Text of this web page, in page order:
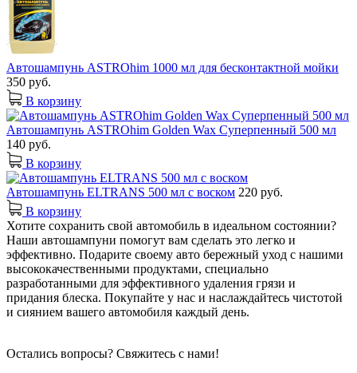
Автошампунь ASTROhim 1000 мл для бесконтактной мойки
350 руб.
В корзину
Автошампунь ASTROhim Golden Wax Суперпенный 500 мл
140 руб.
В корзину
Автошампунь ELTRANS 500 мл с воском 220 руб.
В корзину
Хотите сохранить свой автомобиль в идеальном состоянии?
Наши автошампуни помогут вам сделать это легко и
эффективно. Подарите своему авто бережный уход с нашими
высококачественными продуктами, специально
разработанными для эффективного удаления грязи и
придания блеска. Покупайте у нас и наслаждайтесь чистотой
и сиянием вашего автомобиля каждый день.
Остались вопросы? Свяжитесь с нами!